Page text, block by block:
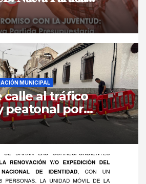
𝐲 𝐏𝐫𝐨𝐲𝐞𝐜𝐭𝐨𝐬
MUNICIPAL
calle al tráfico
peatonal por
de